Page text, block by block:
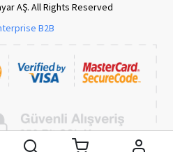
AŞ. All Rights Reserved
B2B